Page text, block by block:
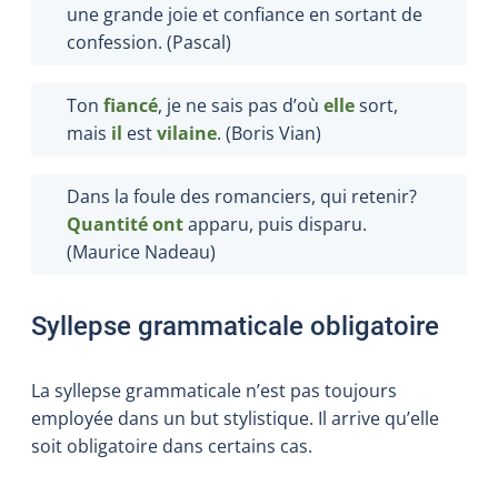
une grande joie et confiance en sortant de
confession. (Pascal)
Ton fiancé, je ne sais pas d’où ellesort,
mais il estvilaine. (Boris Vian)
Dans la foule des romanciers, qui retenir?
Quantité ontapparu, puis disparu.
(Maurice Nadeau)
Syllepse grammaticale obligatoire
La syllepse grammaticale n’est pas toujours
employée dans un but stylistique. Il arrive qu’elle
soit obligatoire dans certains cas.